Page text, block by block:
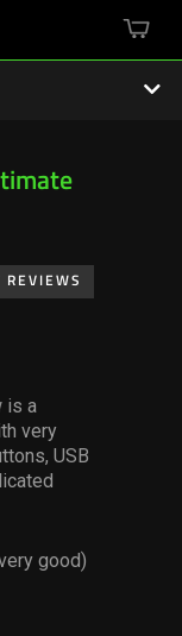
cart
REVIEWS
is a
very
USB
good)